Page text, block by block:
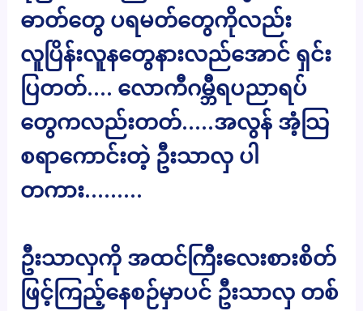
ဓာတ်တွေ ပရမတ်တွေကိုလည်း
လူပြိန်းလူနတွေနားလည်အောင် ရှင်း
ပြတတ်…. လောကီဂမ္ဘီရပညာရပ်
တွေကလည်းတတ်…..အလွန် အံ့သြ
စရာကောင်းတဲ့ ဦးသာလှ ပါ
တကား………
ဦးသာလှကို အထင်ကြီးလေးစားစိတ်
ဖြင့်ကြည့်နေစဉ်မှာပင် ဦးသာလှ တစ်